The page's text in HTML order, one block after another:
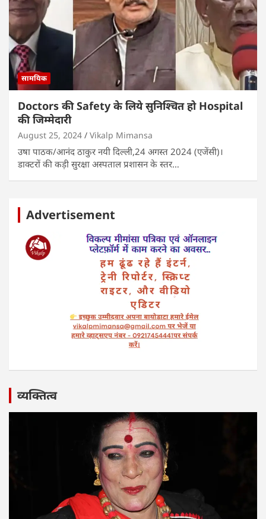
सामयिक
Doctors की Safety के लिये सुनिश्चित हो Hospital
की जिम्मेदारी
August 25, 2024 Vikalp Mimansa
उषा पाठक/आनंद ठाकुर नयी दिल्ली,24 अगस्त 2024 (एजेंसी)।
डाक्टरों की कड़ी सुरक्षा अस्पताल प्रशासन के स्तर…
Advertisement
व्यक्तित्व